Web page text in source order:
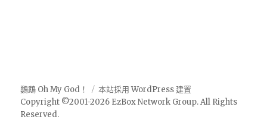
鸚鵡 Oh My God！
本站採用 WordPress 建置
Copyright ©2001-2026 EzBox Network Group. All Rights
Reserved.